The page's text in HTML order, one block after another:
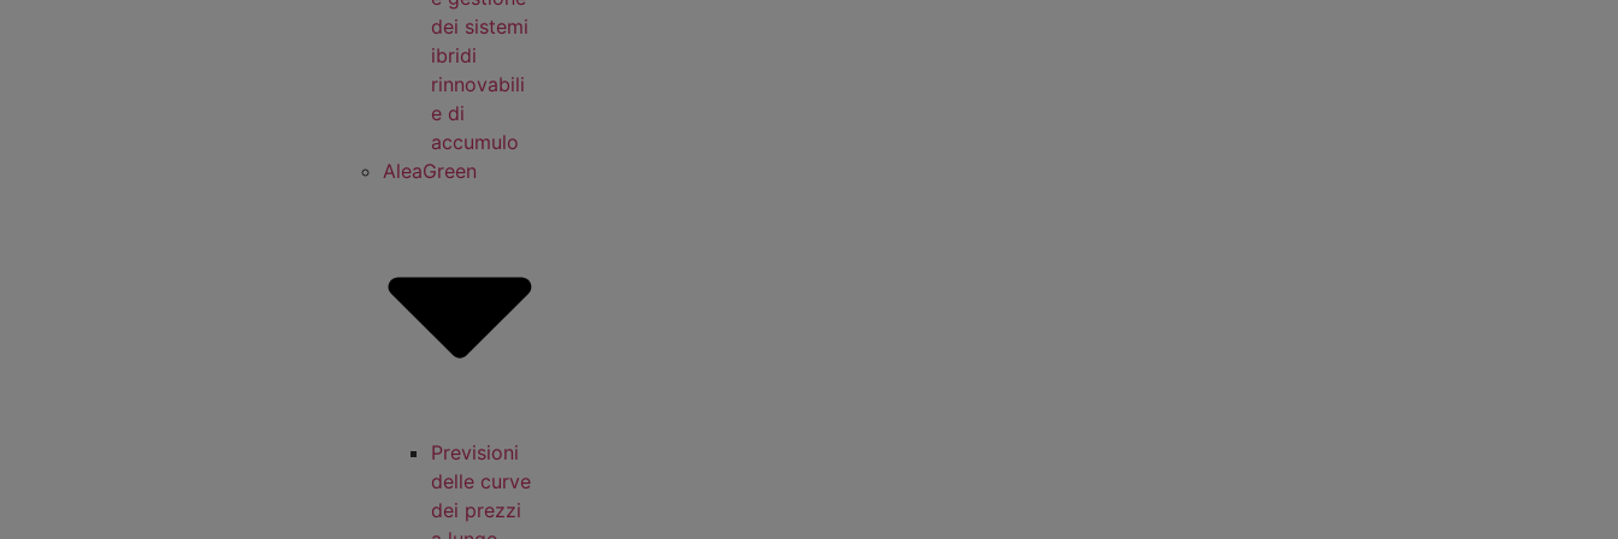
dei sistemi
ibridi
rinnovabili
e di
accumulo
AleaGreen
Previsioni
delle curve
dei prezzi